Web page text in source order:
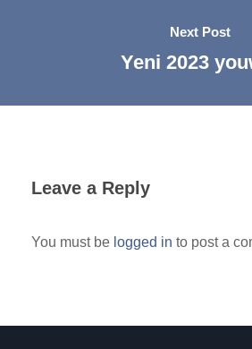
Next Post
Yeni 2023
Leave a Reply
You must be logged in to post a